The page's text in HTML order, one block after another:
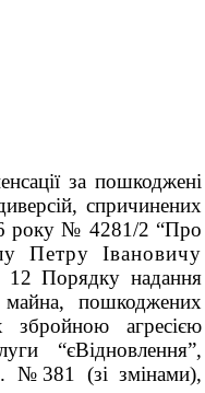
за пошкоджені
спричинених
року № 4281/2 “Про
Петру Івановичу
12 Порядку надання
майна, пошкоджених
збройною агресією
“єВідновлення”,
№381 (зі змінами),